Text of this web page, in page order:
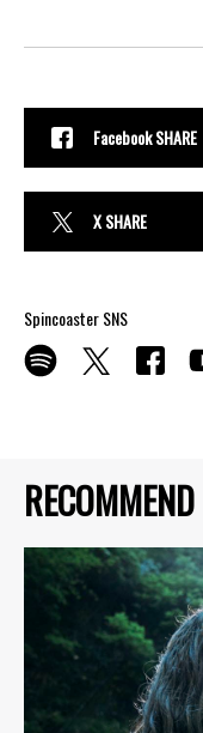
RECOMMEND
Facebook SHARE
X SHARE
Spincoaster SNS